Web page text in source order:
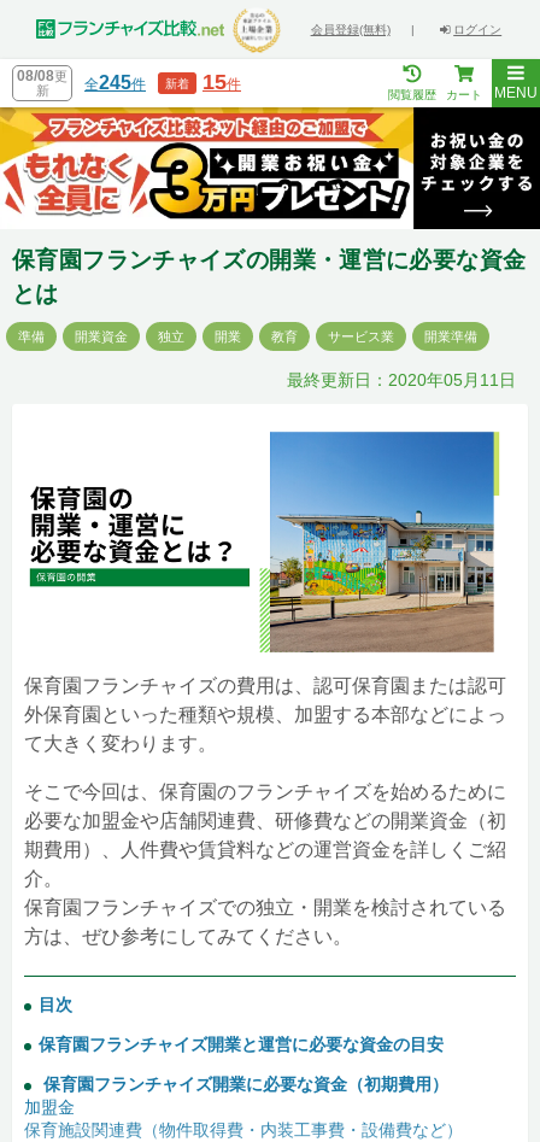
会員登録(無料) | ログイン
08/08更
新
全245件 新着 15件
閲覧履歴 カート MENU
保育園フランチャイズの開業・運営に必要な資金
とは
準備 開業資金 独立 開業 教育 サービス業 開業準備
最終更新日：2020年05月11日
保育園フランチャイズの費用は、認可保育園または認可
外保育園といった種類や規模、加盟する本部などによっ
て大きく変わります。
そこで今回は、保育園のフランチャイズを始めるために
必要な加盟金や店舗関連費、研修費などの開業資金（初
期費用）、人件費や賃貸料などの運営資金を詳しくご紹
介。
保育園フランチャイズでの独立・開業を検討されている
方は、ぜひ参考にしてみてください。
目次
保育園フランチャイズ開業と運営に必要な資金の目安
保育園フランチャイズ開業に必要な資金（初期費用）
加盟金
保育施設関連費（物件取得費・内装工事費・設備費など）